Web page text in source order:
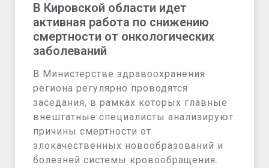
В Кировской области идет
активная работа по снижению
смертности от онкологических
заболеваний
В Министерстве здравоохранения
региона регулярно проводятся
заседания, в рамках которых главные
внештатные специалисты анализируют
причины смертности от
злокачественных новообразований и
болезней системы кровообращения.